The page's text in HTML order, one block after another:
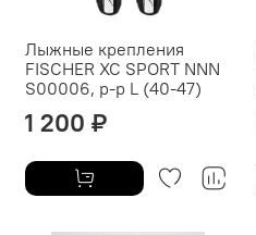
Лыжные крепления
FISCHER XC SPORT NNN
S00006, р-р L (40-47)
1 200 ₽